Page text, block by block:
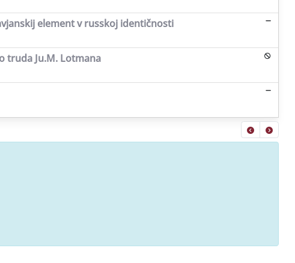
element v russkoj identičnosti
truda Ju.M. Lotmana